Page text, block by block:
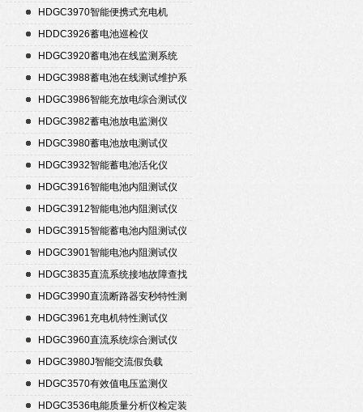
HDGC3970智能便携式充电机
HDDC3926蓄电池巡检仪
HDGC3920蓄电池在线监测系统
HDGC3988蓄电池在线测试维护系
统
HDGC3986智能充放电综合测试仪
HDGC3982蓄电池放电监测仪
HDGC3980蓄电池放电测试仪
HDGC3932智能蓄电池活化仪
HDGC3916智能电池内阻测试仪
HDGC3912智能电池内阻测试仪
HDGC3915智能蓄电池内阻测试仪
HDGC3901智能电池内阻测试仪
HDGC3835直流系统接地故障查找
仪
HDGC3990直流断路器安秒特性测
试仪
HDGC3961充电机特性测试仪
HDGC3960直流系统综合测试仪
HDGC3980J智能交流假负载
HDGC3570有效值电压监测仪
HDGC3536电能质量分析仪检定装